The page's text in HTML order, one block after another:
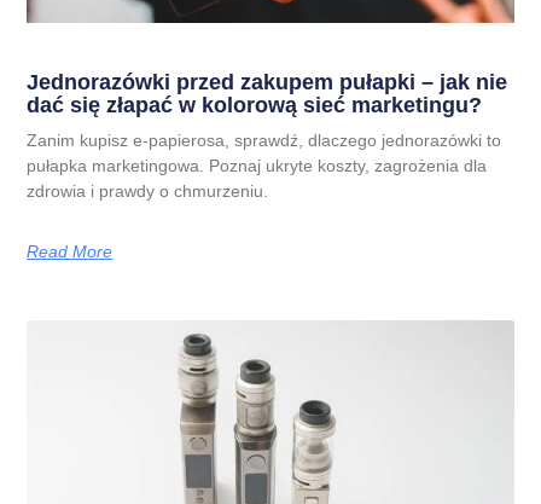
Jednorazówki przed zakupem pułapki – jak nie
dać się złapać w kolorową sieć marketingu?
Zanim kupisz e-papierosa, sprawdź, dlaczego jednorazówki to
pułapka marketingowa. Poznaj ukryte koszty, zagrożenia dla
zdrowia i prawdy o chmurzeniu.
Read More